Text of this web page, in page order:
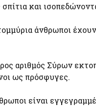
και
άνθρωποι
αριθμός Σύρων
ως πρόσφυγες.
είναι